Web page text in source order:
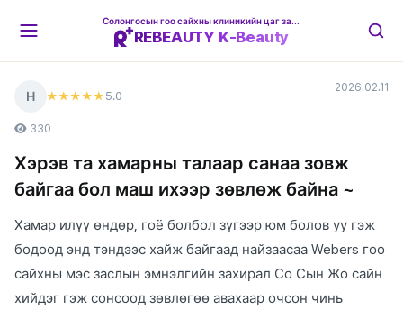
REBEAUTY K-Beauty
Н ★★★★★ 5.0
2026.02.11
330
Хэрэв та хамарны талаар санаа зовж
байгаа бол маш ихээр зөвлөж байна ~
Хамар илүү өндөр, гоё болбол зүгээр юм болов уу гэж
бодоод энд тэндээс хайж байгаад найзаасаа Webers гоо
сайхны мэс заслын эмнэлгийн захирал Со Сын Жо сайн
хийдэг гэж сонсоод зөвлөгөө авахаар очсон чинь